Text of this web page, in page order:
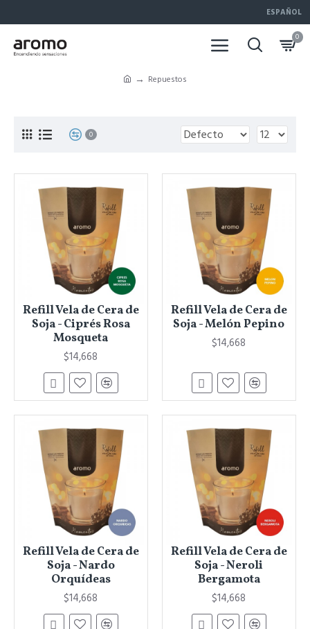
ESPAÑOL
0
Repuestos
0
Refill Vela de Cera de
Soja - Ciprés Rosa
Mosqueta
$14,668
Refill Vela de Cera de
Soja - Melón Pepino
$14,668
Refill Vela de Cera de
Soja - Nardo
Orquídeas
$14,668
Refill Vela de Cera de
Soja - Neroli
Bergamota
$14,668